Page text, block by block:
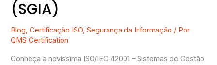
(SGIA)
Blog,Certificação ISO,Segurança da Informação / Por
QMS Certification
Conheça a novíssima ISO/IEC 42001 – Sistemas de Gestão